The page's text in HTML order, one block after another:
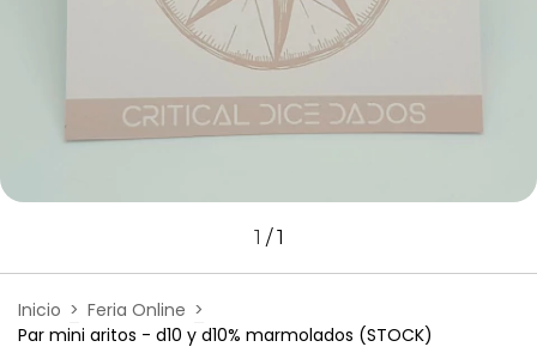
1 /1
Inicio > Feria Online >
Par mini aritos - d10 y d10% marmolados (STOCK)